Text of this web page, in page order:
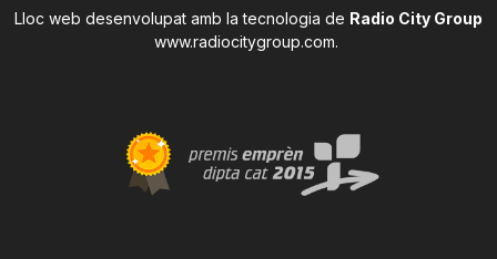
Lloc web desenvolupat amb la tecnologia de Radio City Group
www.radiocitygroup.com.